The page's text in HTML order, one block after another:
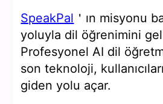
SpeakPal ＇ın misyonu
yoluyla dil öğrenimini
Profesyonel AI dil
son teknoloji,
giden yolu açar.